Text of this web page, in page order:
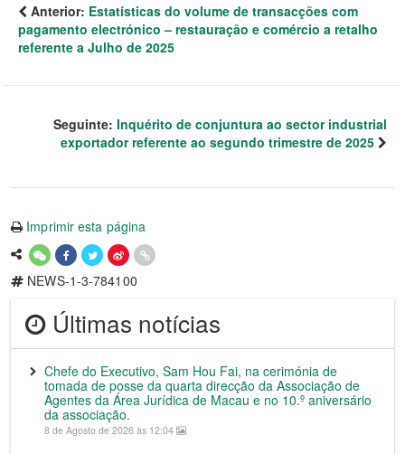
Anterior: Estatísticas do volume de transacções com
pagamento electrónico – restauração e comércio a retalho
referente a Julho de 2025
Seguinte: Inquérito de conjuntura ao sector industrial
exportador referente ao segundo trimestre de 2025
Imprimir esta página
NEWS-1-3-784100
Últimas notícias
Chefe do Executivo, Sam Hou Fai, na cerimónia de
tomada de posse da quarta direcção da Associação de
Agentes da Área Jurídica de Macau e no 10.º aniversário
da associação.
8 de Agosto de 2026 às 12:04